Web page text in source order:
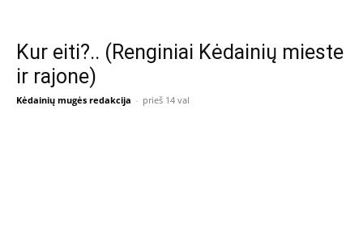
Kur eiti?.. (Renginiai Kėdainių mieste
ir rajone)
Kėdainių mugės redakcija - prieš 14 val